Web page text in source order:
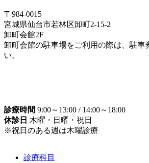
〒984-0015
宮城県仙台市若林区卸町2-15-2
卸町会館2F
卸町会館の駐車場をご利用の際は、駐車
い。
診療時間 9:00～13:00 / 14:00～18:00
休診日 木曜・日曜・祝日
※祝日のある週は木曜診療
診療科目